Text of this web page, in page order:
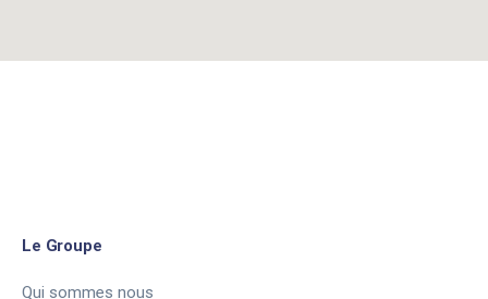
Le Groupe
Qui sommes nous